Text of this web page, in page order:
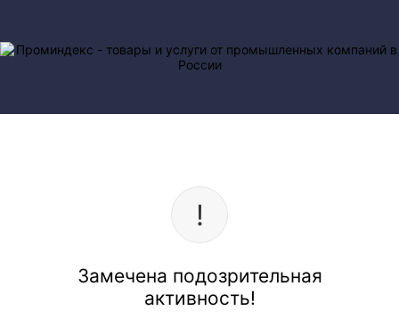
Замечена подозрительная
активность!